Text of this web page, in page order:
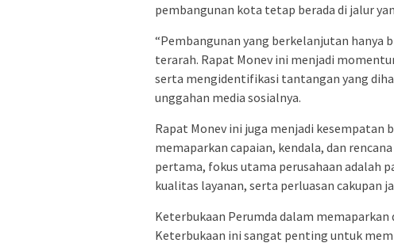
pembangunan kota tetap berada di jalur
“Pembangunan yang berkelanjutan hanya
terarah. Rapat Monev ini menjadi
serta mengidentifikasi tantangan yang
unggahan media sosialnya.
Rapat Monev ini juga menjadi kesempatan
memaparkan capaian, kendala, dan
pertama, fokus utama perusahaan adalah
kualitas layanan, serta perluasan cakupan
Keterbukaan Perumda dalam
Keterbukaan ini sangat penting untuk